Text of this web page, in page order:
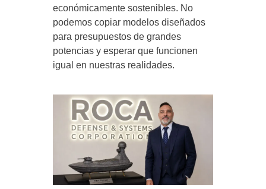
económicamente sostenibles. No
podemos copiar modelos diseñados
para presupuestos de grandes
potencias y esperar que funcionen
igual en nuestras realidades.